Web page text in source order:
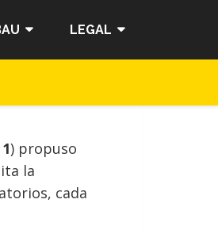
LEGAL
) propuso
la
cada